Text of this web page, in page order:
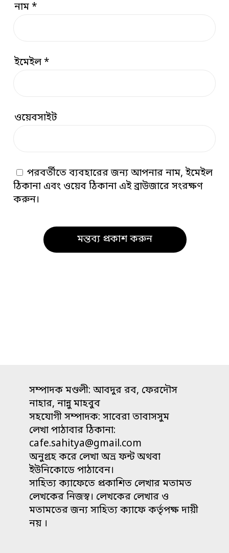
নাম*
ইমেইল*
ওয়েবসাইট
পরবর্তীতে ব্যবহারের জন্য আপনার নাম, ইমেইল
ঠিকানা এবং ওয়েব ঠিকানা এই ব্রাউজারে সংরক্ষণ
করুন।
সম্পাদক মণ্ডলী: আবদুর রব, ফেরদৌস
নাহার, নান্নু মাহবুব
সহযোগী সম্পাদক: সাবেরা তাবাসসুম
লেখা পাঠাবার ঠিকানা:
cafe.sahitya@gmail.com
অনুগ্রহ করে লেখা অভ্র ফন্ট অথবা
ইউনিকোডে পাঠাবেন।
সাহিত্য ক্যাফেতে প্রকাশিত লেখার মতামত
লেখকের নিজস্ব। লেখকের লেখার ও
মতামতের জন্য সাহিত্য ক্যাফে কর্তৃপক্ষ দায়ী
নয় ।